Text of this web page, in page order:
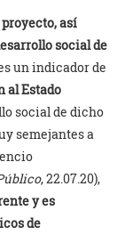
así
social de
un indicador de
al Estado
social de dicho
semejantes a
, 22.07.20),
y es
de